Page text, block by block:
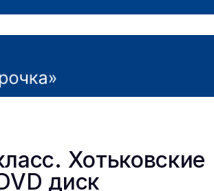
Хотьковские
диск